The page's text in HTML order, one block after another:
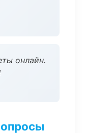
онлайн.